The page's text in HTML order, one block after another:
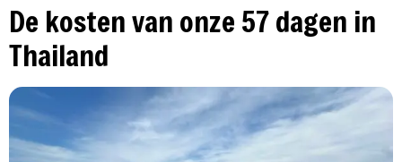
De kosten van onze 57 dagen in
Thailand